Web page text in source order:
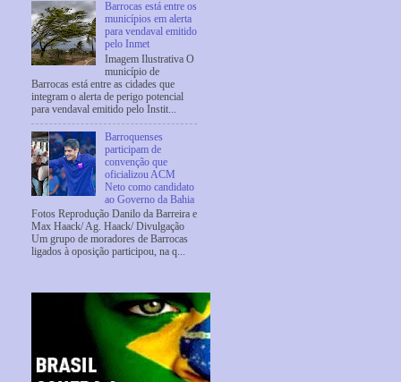
Barrocas está entre os
municípios em alerta
para vendaval emitido
pelo Inmet
Imagem Ilustrativa O
município de
Barrocas está entre as cidades que
integram o alerta de perigo potencial
para vendaval emitido pelo Instit...
Barroquenses
participam de
convenção que
oficializou ACM
Neto como candidato
ao Governo da Bahia
Fotos Reprodução Danilo da Barreira e
Max Haack/ Ag. Haack/ Divulgação
Um grupo de moradores de Barrocas
ligados à oposição participou, na q...